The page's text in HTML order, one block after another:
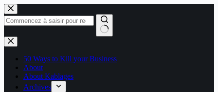
Passer
au
contenu
Aucun
résultat
50 Ways to Kill your Business
About
About Kablages
Archives